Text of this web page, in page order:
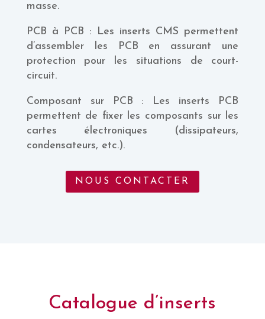
masse.
PCB à PCB : Les inserts CMS permettent
d’assembler les PCB en assurant une
protection pour les situations de court-
circuit.
Composant sur PCB : Les inserts PCB
permettent de fixer les composants sur les
cartes électroniques (dissipateurs,
condensateurs, etc.).
NOUS CONTACTER
Catalogue d’inserts